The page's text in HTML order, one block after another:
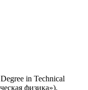
in Technical
физика»).